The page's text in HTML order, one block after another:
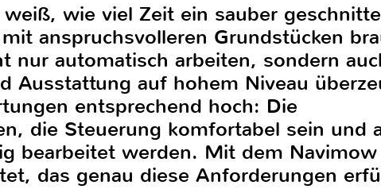
wie viel Zeit ein sauber
anspruchsvolleren Grundstücken
nur automatisch arbeiten, sondern
Ausstattung auf hohem Niveau
entsprechend hoch: Die
die Steuerung komfortabel sein und
bearbeitet werden. Mit dem Navimow
das genau diese Anforderungen